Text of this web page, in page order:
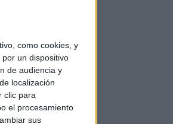
como cookies, y
un dispositivo
de audiencia y
localización
clic para
el procesamiento
sus